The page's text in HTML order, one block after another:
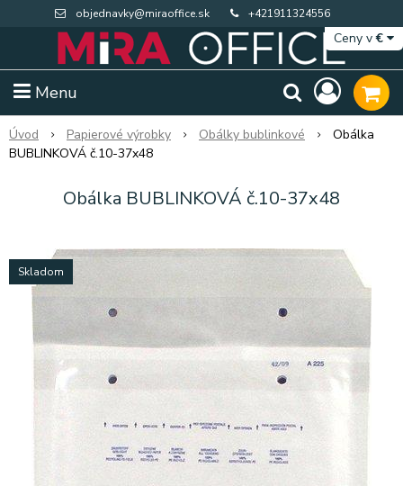
objednavky@miraoffice.sk +421911324556
Menu
Ceny v€
Extra výpredaj zásob Výpredaj BTS
Úvod Papierové výrobky Obálky bublinkové
Obálka
BUBLINKOVÁ č.10-37x48
Obálka BUBLINKOVÁ č.10-37x48
Skladom